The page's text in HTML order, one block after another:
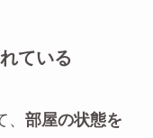
ている
部屋の状態を